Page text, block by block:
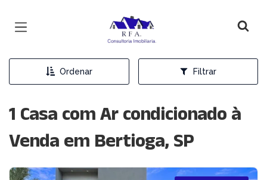
Página inicial
Ordenar Filtrar
1 Casa com Ar condicionado à
Venda em Bertioga, SP